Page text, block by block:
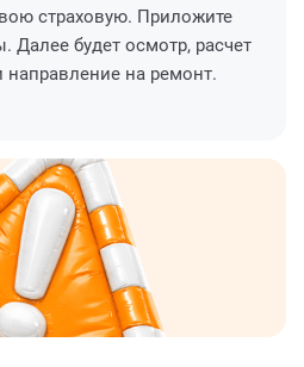
страховую. Приложите
Далее будет осмотр, расчет
на ремонт.